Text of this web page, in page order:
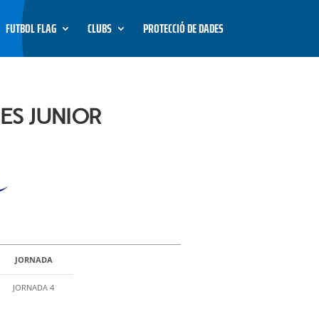
FUTBOL FLAG CLUBS PROTECCIÓ DE DADES
JUNIOR
JORNADA
JORNADA 4